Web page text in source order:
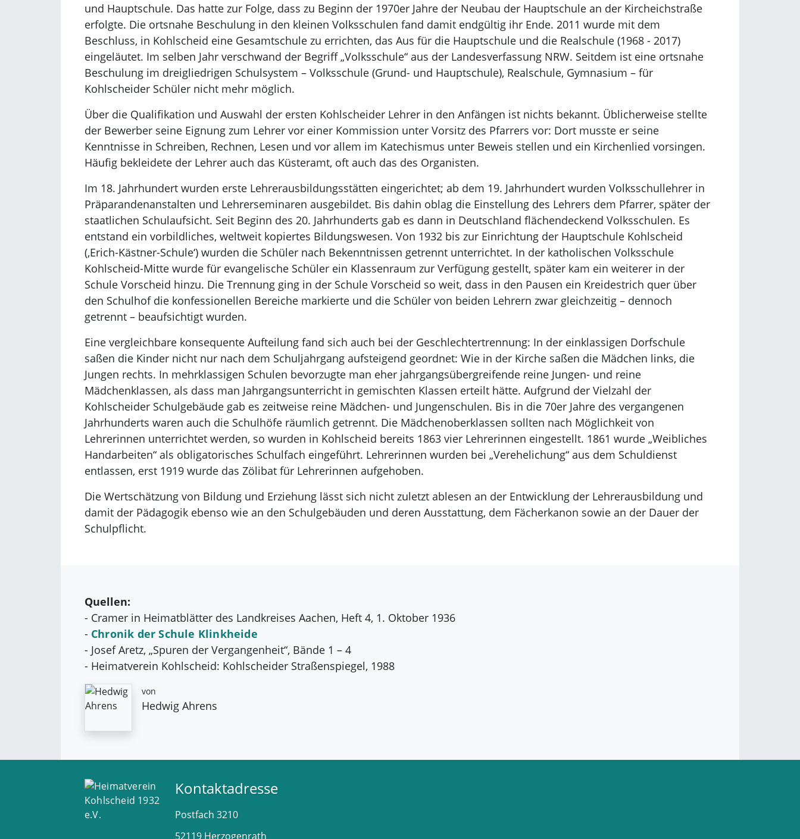
und Hauptschule. Das hatte zur Folge, dass zu Beginn der 1970er Jahre der Neubau der Hauptschule an der Kircheichstraße
erfolgte. Die ortsnahe Beschulung in den kleinen Volksschulen fand damit endgültig ihr Ende. 2011 wurde mit dem
Beschluss, in Kohlscheid eine Gesamtschule zu errichten, das Aus für die Hauptschule und die Realschule (1968 - 2017)
eingeläutet. Im selben Jahr verschwand der Begriff „Volksschule“ aus der Landesverfassung NRW. Seitdem ist eine ortsnahe
Beschulung im dreigliedrigen Schulsystem – Volksschule (Grund- und Hauptschule), Realschule, Gymnasium – für
Kohlscheider Schüler nicht mehr möglich.
Über die Qualifikation und Auswahl der ersten Kohlscheider Lehrer in den Anfängen ist nichts bekannt. Üblicherweise stellte
der Bewerber seine Eignung zum Lehrer vor einer Kommission unter Vorsitz des Pfarrers vor: Dort musste er seine
Kenntnisse in Schreiben, Rechnen, Lesen und vor allem im Katechismus unter Beweis stellen und ein Kirchenlied vorsingen.
Häufig bekleidete der Lehrer auch das Küsteramt, oft auch das des Organisten.
Im 18. Jahrhundert wurden erste Lehrerausbildungsstätten eingerichtet; ab dem 19. Jahrhundert wurden Volksschullehrer in
Präparandenanstalten und Lehrerseminaren ausgebildet. Bis dahin oblag die Einstellung des Lehrers dem Pfarrer, später der
staatlichen Schulaufsicht. Seit Beginn des 20. Jahrhunderts gab es dann in Deutschland flächendeckend Volksschulen. Es
entstand ein vorbildliches, weltweit kopiertes Bildungswesen. Von 1932 bis zur Einrichtung der Hauptschule Kohlscheid
(‚Erich-Kästner-Schule‘) wurden die Schüler nach Bekenntnissen getrennt unterrichtet. In der katholischen Volksschule
Kohlscheid-Mitte wurde für evangelische Schüler ein Klassenraum zur Verfügung gestellt, später kam ein weiterer in der
Schule Vorscheid hinzu. Die Trennung ging in der Schule Vorscheid so weit, dass in den Pausen ein Kreidestrich quer über
den Schulhof die konfessionellen Bereiche markierte und die Schüler von beiden Lehrern zwar gleichzeitig – dennoch
getrennt – beaufsichtigt wurden.
Eine vergleichbare konsequente Aufteilung fand sich auch bei der Geschlechtertrennung: In der einklassigen Dorfschule
saßen die Kinder nicht nur nach dem Schuljahrgang aufsteigend geordnet: Wie in der Kirche saßen die Mädchen links, die
Jungen rechts. In mehrklassigen Schulen bevorzugte man eher jahrgangsübergreifende reine Jungen- und reine
Mädchenklassen, als dass man Jahrgangsunterricht in gemischten Klassen erteilt hätte. Aufgrund der Vielzahl der
Kohlscheider Schulgebäude gab es zeitweise reine Mädchen- und Jungenschulen. Bis in die 70er Jahre des vergangenen
Jahrhunderts waren auch die Schulhöfe räumlich getrennt. Die Mädchenoberklassen sollten nach Möglichkeit von
Lehrerinnen unterrichtet werden, so wurden in Kohlscheid bereits 1863 vier Lehrerinnen eingestellt. 1861 wurde „Weibliches
Handarbeiten“ als obligatorisches Schulfach eingeführt. Lehrerinnen wurden bei „Verehelichung“ aus dem Schuldienst
entlassen, erst 1919 wurde das Zölibat für Lehrerinnen aufgehoben.
Die Wertschätzung von Bildung und Erziehung lässt sich nicht zuletzt ablesen an der Entwicklung der Lehrerausbildung und
damit der Pädagogik ebenso wie an den Schulgebäuden und deren Ausstattung, dem Fächerkanon sowie an der Dauer der
Schulpflicht.
Quellen:
- Cramer in Heimatblätter des Landkreises Aachen, Heft 4, 1. Oktober 1936
- Chronik der Schule Klinkheide
- Josef Aretz, „Spuren der Vergangenheit“, Bände 1 – 4
- Heimatverein Kohlscheid: Kohlscheider Straßenspiegel, 1988
von
Hedwig Ahrens
Kontaktadresse
Postfach 3210
52119 Herzogenrath